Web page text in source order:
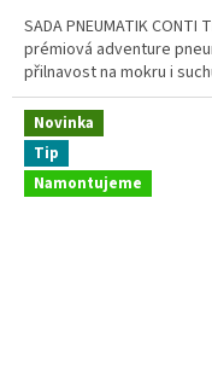
SADA PNEUMATIK
prémiová adventure
přilnavost na mokru i
Novinka
Tip
Namontujeme